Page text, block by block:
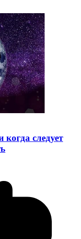
следует